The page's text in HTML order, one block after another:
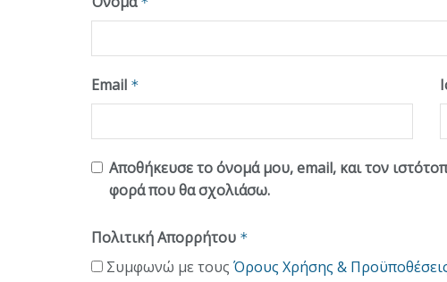
Email *
Αποθήκευσε το όνομά μου, email, και τον
φορά που θα σχολιάσω.
Πολιτική Απορρήτου *
Συμφωνώ με τους Όρους Χρήσης &